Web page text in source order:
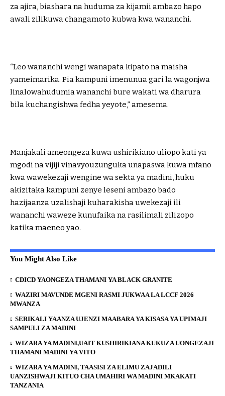
za ajira, biashara na huduma za kijamii ambazo hapo
awali zilikuwa changamoto kubwa kwa wananchi.
“Leo wananchi wengi wanapata kipato na maisha
yameimarika. Pia kampuni imenunua gari la wagonjwa
linalowahudumia wananchi bure wakati wa dharura
bila kuchangishwa fedha yeyote,” amesema.
Manjakali ameongeza kuwa ushirikiano uliopo kati ya
mgodi na vijiji vinavyouzunguka unapaswa kuwa mfano
kwa wawekezaji wengine wa sekta ya madini, huku
akizitaka kampuni zenye leseni ambazo bado
hazijaanza uzalishaji kuharakisha uwekezaji ili
wananchi waweze kunufaika na rasilimali zilizopo
katika maeneo yao.
You Might Also Like
CDICD YAONGEZA THAMANI YA BLACK GRANITE
WAZIRI MAVUNDE MGENI RASMI JUKWAA LA LCCF 2026
MWANZA
SERIKALI YAANZA UJENZI MAABARA YA KISASA YA UPIMAJI
SAMPULI ZA MADINI
WIZARA YA MADINI,UAIT KUSHIRIKIANA KUKUZA UONGEZAJI
THAMANI MADINI YA VITO
WIZARA YA MADINI, TAASISI ZA ELIMU ZAJADILI
UANZISHWAJI KITUO CHA UMAHIRI WA MADINI MKAKATI
TANZANIA